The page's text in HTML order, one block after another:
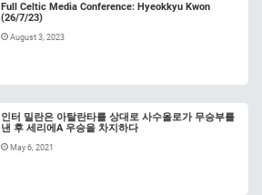
Full Celtic Media Conference: Hyeokkyu Kwon
(26/7/23)
August 3, 2023
인터 밀란은 아탈란타를 상대로 사수올로가 무승부를
낸 후 세리에A 우승을 차지하다
May 6, 2021